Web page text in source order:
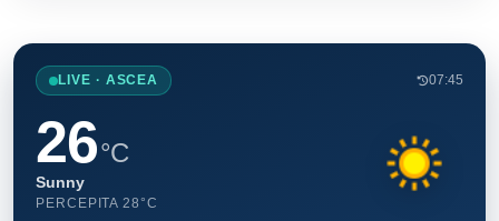
LIVE · ASCEA 07:45
26°C
Sunny
PERCEPITA 28°C